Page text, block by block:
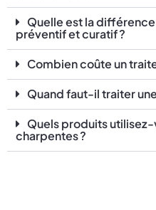
Quelle est la
préventif et curatif ?
Combien coûte un
Quand faut-il traiter
Quels produits
charpentes ?